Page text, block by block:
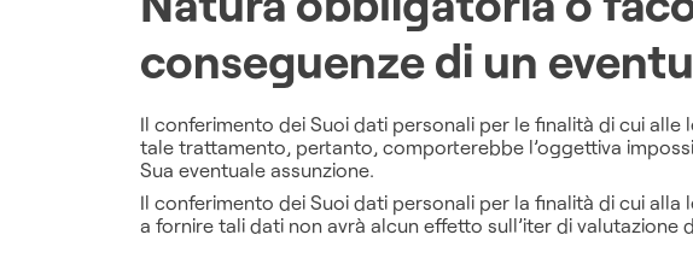
conseguenze di un
Il conferimento dei Suoi dati personali per le finalità di cui
tale trattamento, pertanto, comporterebbe l’oggettiva
Sua eventuale assunzione.
Il conferimento dei Suoi dati personali per la finalità di cui
a fornire tali dati non avrà alcun effetto sull’iter di valutazione